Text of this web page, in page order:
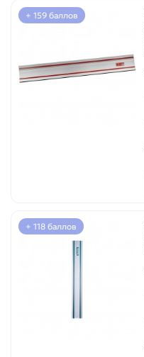
+ 159 баллов
+ 118 баллов